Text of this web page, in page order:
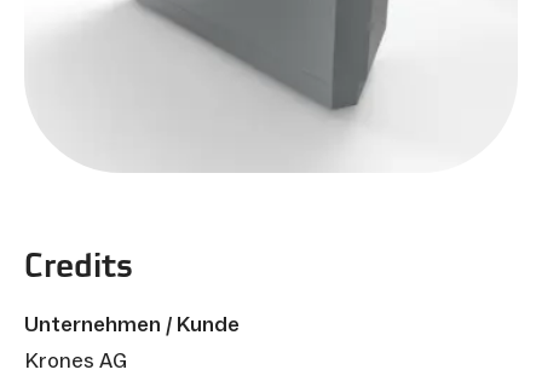
Credits
Unternehmen / Kunde
Krones AG